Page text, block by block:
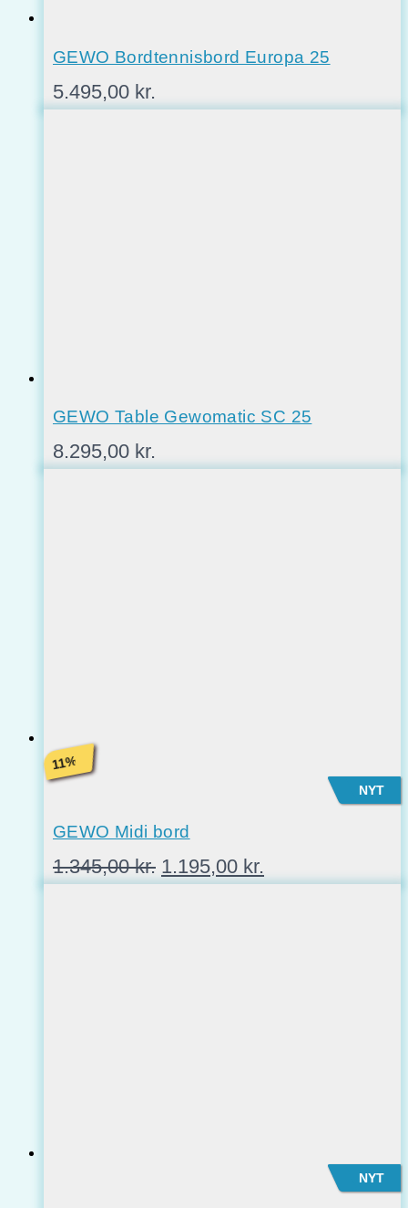
GEWO Bordtennisbord Europa 25
5.495,00 kr.
GEWO Table Gewomatic SC 25
8.295,00 kr.
11%
NYT
GEWO Midi bord
1.345,00kr. Den
oprindelige
1.195,00 kr.
aktuelle
NYT